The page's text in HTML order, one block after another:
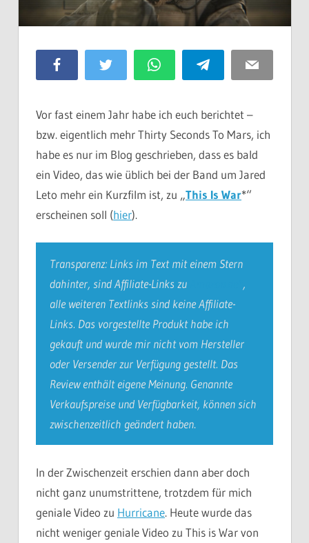
Facebook Twitter WhatsApp Telegram Email
Vor fast einem Jahr habe ich euch berichtet –
bzw. eigentlich mehr Thirty Seconds To Mars, ich
habe es nur im Blog geschrieben, dass es bald
ein Video, das wie üblich bei der Band um Jared
Leto mehr ein Kurzfilm ist, zu „This Is War*“
erscheinen soll (hier).
Transparenz: Links im Text mit einem Stern
dahinter, sind Affiliate-Links zu
,
alle weiteren Textlinks sind keine Affiliate-
Links. Das vorgestellte Produkt habe ich
gekauft und wurde mir nicht vom Hersteller
oder Versender zur Verfügung gestellt. Das
Review enthält eigene Meinung. Genannte
Verkaufspreise und Verfügbarkeit, können sich
zwischenzeitlich geändert haben.
In der Zwischenzeit erschien dann aber doch
nicht ganz unumstrittene, trotzdem für mich
geniale Video zu Hurricane. Heute wurde das
nicht weniger geniale Video zu This is War von